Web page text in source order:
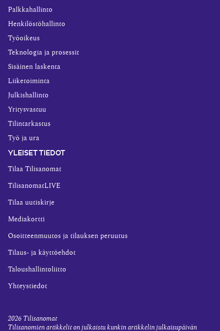
Palkkahallinto
Henkilöstöhallinto
Työoikeus
Teknologia ja prosessit
Sisäinen laskenta
Liiketoiminta
Julkishallinto
Yritysvastuu
Tilintarkastus
Työ ja ura
YLEISET TIEDOT
Tilaa Tilisanomat
TilisanomatLIVE
Tilaa uutiskirje
Mediakortti
Osoitteenmuutos ja tilauksen peruutus
Tilaus- ja käyttöehdot
Taloushallintoliitto
Yhteystiedot
2026 Tilisanomat
Tilisanomien artikkelit on julkaistu kunkin artikkelin julkaisupäivän